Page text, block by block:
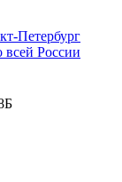
Петербург
всей России